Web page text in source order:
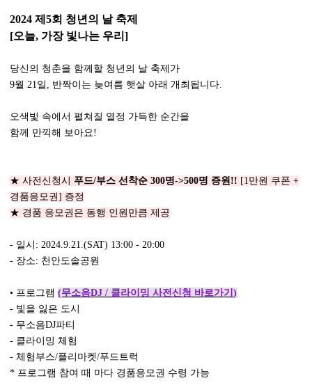
2024 제5회 청년의 날 축제
[오늘, 가장 빛나는 우리]
당신의 청춘을 함께할 청년의 날 축제가
9월 21일, 반짝이는 늦여름 햇살 아래 개최됩니다.
오색빛 속에서 펼쳐질 열정 가득한 순간을
함께 만끽해 보아요!
★ 사전신청시 푸드/부스 선착순 300명->500명 증원!! [1만원 쿠폰 +
경품응모권] 증정
★ 경품 응모권은 동행 인원만큼 제공
- 일시: 2024.9.21.(SAT) 13:00 - 20:00
- 장소: 천안도솔공원
• 프로그램(무소음DJ / 클라이밍 사전신청 바로가기)
- 빛을 잃은 도시
- 무소음DJ파티
- 클라이밍 체험
- 체험부스/플리마켓/푸드트럭
* 프로그램 참여 때 마다 경품응모권 수령 가능